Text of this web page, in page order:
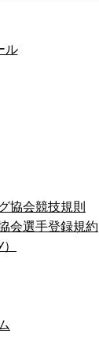
ル
協会競技規則
会選手登録規約
）